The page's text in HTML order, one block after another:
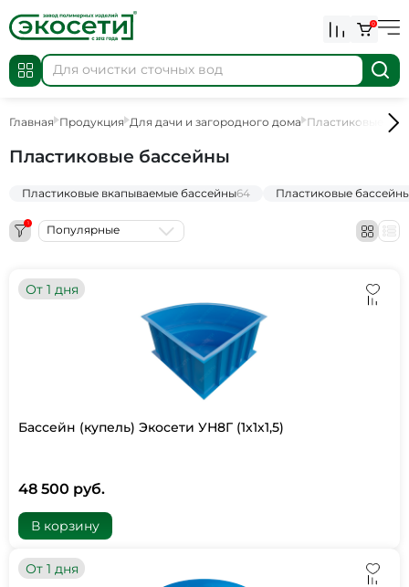
0
Главная Продукция Для дачи и загородного дома Пластиковые
Пластиковые бассейны
Пластиковые вкапываемые бассейны64 Пластиковые
1 Популярные
От 1 дня
Бассейн (купель) Экосети УН8Г (1х1х1,5)
48 500 руб.
В корзину
От 1 дня